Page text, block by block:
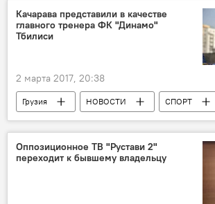
Георгий Маргвелашвили
Вахтанг Маисая
Качарава представили в качестве
главного тренера ФК "Динамо"
Тбилиси
2 марта 2017, 20:38
Грузия НОВОСТИ
СПОРТ
Кахабер Качарава
клуб "Динамо"
Оппозиционное ТВ "Рустави 2"
переходит к бывшему владельцу